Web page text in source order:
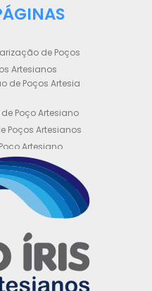
de Poços
Artesianos
de Poços Artesia
Poço Artesiano
Poços Artesianos
Artesiano
Poço Artesiano
Artesiano
Artesiano
Poços Artesiano
de Poç
Artesiano
de Poço Artesi